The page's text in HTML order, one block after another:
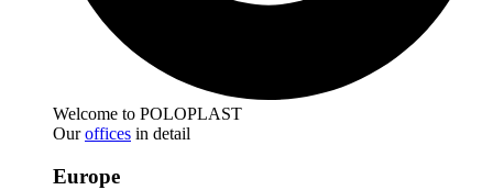
Welcome to POLOPLAST
Ouroffices in detail
Europe